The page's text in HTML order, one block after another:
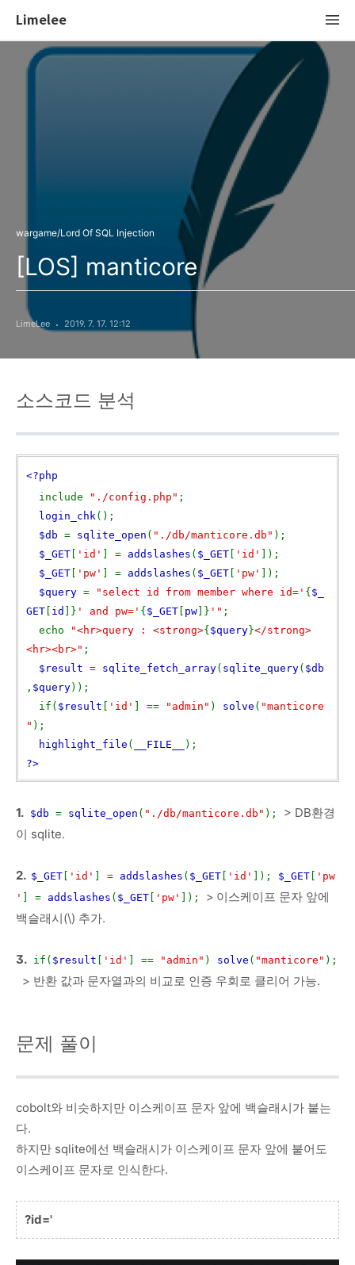
Limelee
wargame/Lord Of SQL Injection
[LOS] manticore
LimeLee 2019. 7. 17. 12:12
소스코드 분석
<?php
include
"./config.php" ;
login_chk();
$db = sqlite_open ( "./db/manticore.db" );
$_GET
'id' ] = addslashes ( $_GET 'id'
]);
$_GET
'pw' ] = addslashes ( $_GET 'pw'
]);
$query = "select id from member where id=' { $_
GET id ]} ' and pw=' { $_GET pw ]} '" ;
echo
"<hr>query : <strong>{ $query}</strong>
<hr><br>" ;
$result = sqlite_fetch_array( sqlite_query( $db
, $query));
if( $result 'id' ] == "admin" ) solve ( "manticore
" );
highlight_file ( __FILE__
);
?>
1. $db = sqlite_open ( "./db/manticore.db" ); > DB환경
이 sqlite.
2. $_GET 'id' ] = addslashes ( $_GET 'id' ]); $_GET
'pw
'
] = addslashes ( $_GET 'pw' ]); > 이스케이프 문자 앞에
백슬래시(\) 추가.
3. if( $result 'id' ] == "admin" ) solve ( "manticore" );
> 반환 값과 문자열과의 비교로 인증 우회로 클리어 가능.
문제 풀이
cobolt와 비슷하지만 이스케이프 문자 앞에 백슬래시가 붙는
다.
하지만 sqlite에선 백슬래시가 이스케이프 문자 앞에 붙어도
이스케이프 문자로 인식한다.
?id='